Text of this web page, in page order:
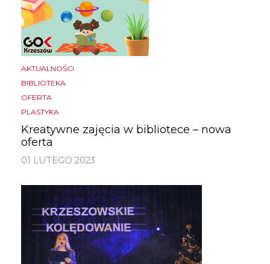
AKTUALNOŚCI
BIBLIOTEKA
OFERTA
PLASTYKA
Kreatywne zajęcia w bibliotece – nowa
oferta
01 LUTEGO 2023